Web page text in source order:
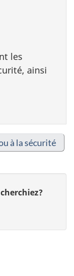
les
ainsi
à la sécurité